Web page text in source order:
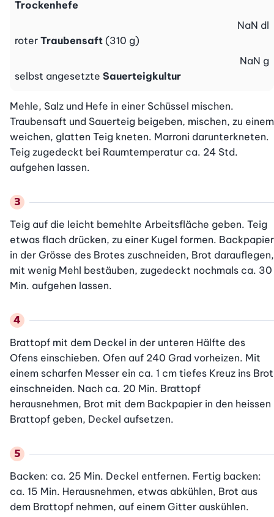
Trockenhefe
roter Traubensaft (310 g)
NaN dl
selbst angesetzte Sauerteigkultur
NaN g
Mehle, Salz und Hefe in einer Schüssel mischen.
Traubensaft und Sauerteig beigeben, mischen, zu einem
weichen, glatten Teig kneten. Marroni darunterkneten.
Teig zugedeckt bei Raumtemperatur ca. 24 Std.
aufgehen lassen.
Teig auf die leicht bemehlte Arbeitsfläche geben. Teig
etwas flach drücken, zu einer Kugel formen. Backpapier
in der Grösse des Brotes zuschneiden, Brot darauflegen,
mit wenig Mehl bestäuben, zugedeckt nochmals ca. 30
Min. aufgehen lassen.
Brattopf mit dem Deckel in der unteren Hälfte des
Ofens einschieben. Ofen auf 240 Grad vorheizen. Mit
einem scharfen Messer ein ca. 1 cm tiefes Kreuz ins Brot
einschneiden. Nach ca. 20 Min. Brattopf
herausnehmen, Brot mit dem Backpapier in den heissen
Brattopf geben, Deckel aufsetzen.
Backen: ca. 25 Min. Deckel entfernen. Fertig backen:
ca. 15 Min. Herausnehmen, etwas abkühlen, Brot aus
dem Brattopf nehmen, auf einem Gitter auskühlen.